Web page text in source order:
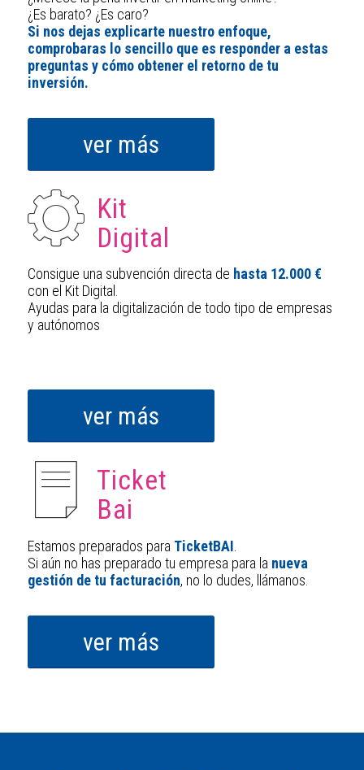
¿Es barato? ¿Es caro?
Si nos dejas explicarte nuestro enfoque,
comprobaras lo sencillo que es responder a estas
preguntas y cómo obtener el retorno de tu
inversión.
ver más
Kit
Digital
Consigue una subvención directa de hasta 12.000 €
con el Kit Digital.
Ayudas para la digitalización de todo tipo de empresas
y autónomos
ver más
Ticket
Bai
Estamos preparados para TicketBAI
Si aún no has preparado tu empresa para la nueva
gestión de tu facturación, no lo dudes, llámanos.
ver más